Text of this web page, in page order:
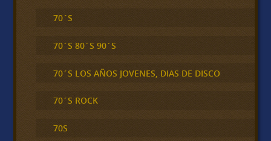
70´S
70´S 80´S 90´S
70´S LOS AÑOS JOVENES, DIAS DE DISCO
70´S ROCK
70S